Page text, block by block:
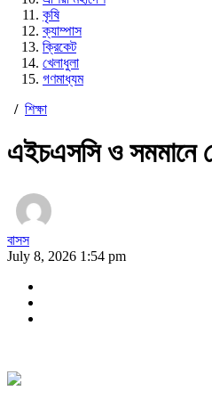
কৃষি
ক্যাম্পাস
ক্রিকেট
খেলাধুলা
গণমাধ্যম
/ শিক্ষা
এইচএসসি ও সমমানে
বাসস
July 8, 2026 1:54 pm